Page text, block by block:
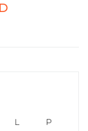
L P